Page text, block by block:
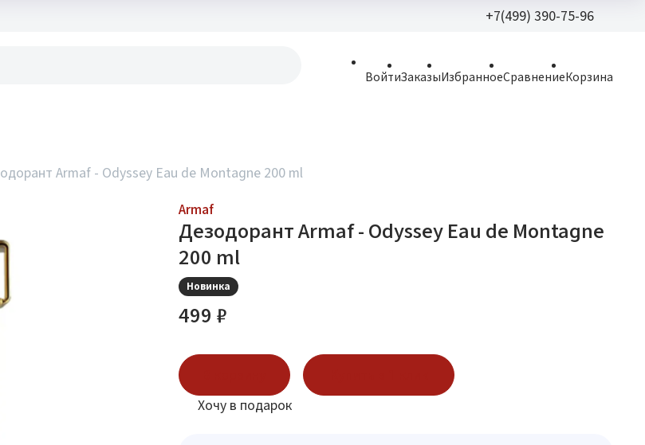
+7(499) 390-75-96
ВойтиЗаказыИзбранноеСравнениеКорзина
Armaf - Odyssey Eau de Montagne 200 ml
Armaf
Дезодорант Armaf - Odyssey Eau de Montagne
200 ml
Новинка
499 ₽
Хочу в подарок